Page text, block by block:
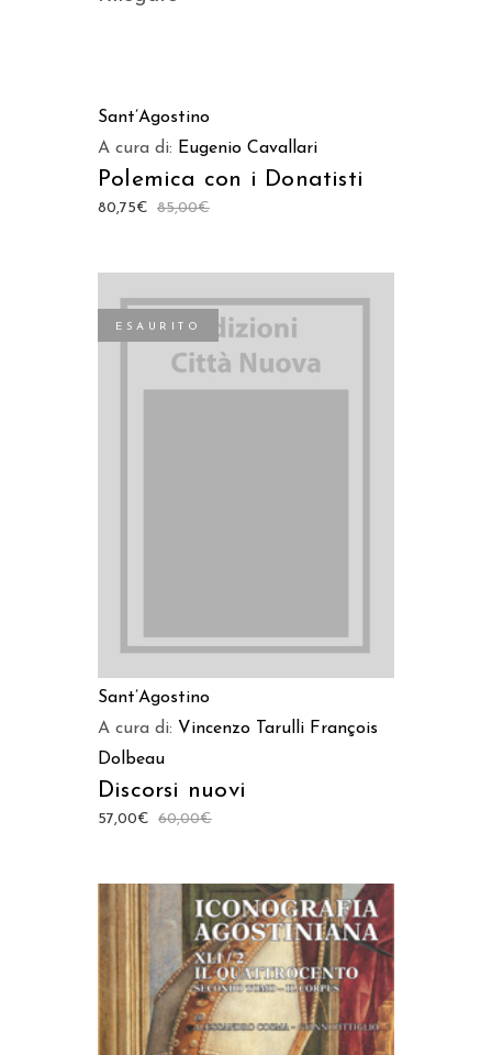
AGGIUNGI AL CARRELLO
Sant’Agostino
A cura di: Eugenio Cavallari
Polemica con i Donatisti
85,00€
80,75€
ESAURITO
Sant’Agostino
A cura di: Vincenzo Tarulli François
Dolbeau
Discorsi nuovi
60,00€
57,00€